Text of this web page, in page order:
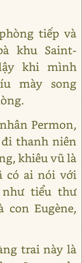
tiếp và
khu Saint-
khi mình
mày song
Permon,
thanh niên
khiêu vũ là
có ai nói với
tiểu thư
con Eugène,
trai này là